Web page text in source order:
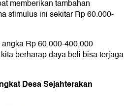
memberikan tambahan
stimulus ini sekitar Rp 60.000-
Rp 60.000-400.000
berharap daya beli bisa terjaga
Desa Sejahterakan